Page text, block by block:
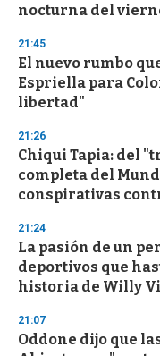
nocturna del
21:45
El nuevo rumbo
Espriella para
libertad"
21:26
Chiqui Tapia: del
completa del
conspirativas
21:24
La pasión de un
deportivos que
historia de Willy
21:07
Oddone dijo que